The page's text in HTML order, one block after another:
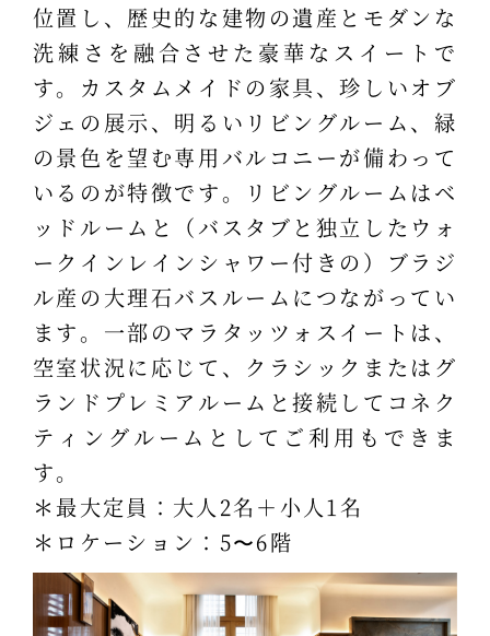
位置し、歴史的な建物の遺産とモダンな
洗練さを融合させた豪華なスイートで
す。カスタムメイドの家具、珍しいオブ
ジェの展示、明るいリビングルーム、緑
の景色を望む専用バルコニーが備わって
いるのが特徴です。リビングルームはベ
ッドルームと（バスタブと独立したウォ
ークインレインシャワー付きの）ブラジ
ル産の大理石バスルームにつながってい
ます。一部のマラタッツォスイートは、
空室状況に応じて、クラシックまたはグ
ランドプレミアルームと接続してコネク
ティングルームとしてご利用もできま
す。
＊最大定員：大人2名＋小人1名
＊ロケーション：5〜6階